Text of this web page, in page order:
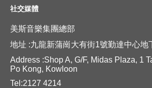
社交媒體
美斯音樂集團總部
地址 :九龍新蒲崗大有街1號勤達中心地
Address :Shop A, G/F, Midas Plaza, 1
Po Kong, Kowloon
Tel:2127 4214